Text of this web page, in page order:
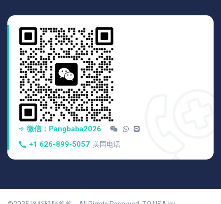
微信：pangbaba2026
+1 626-899-5057 美国电话